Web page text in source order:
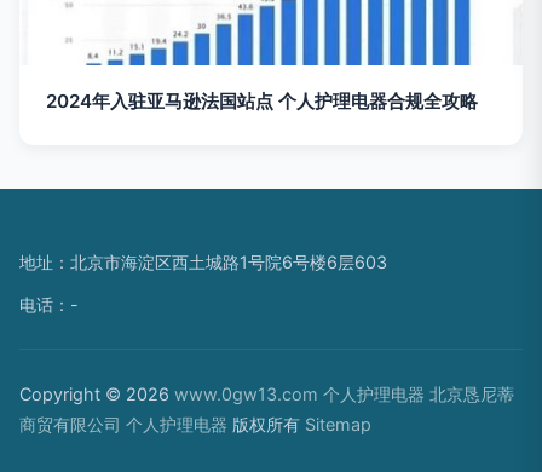
2024年入驻亚马逊法国站点 个人护理电器合规全攻略
地址：北京市海淀区西土城路1号院6号楼6层603
电话：-
Copyright © 2026 www.0gw13.com 个人护理电器 北京恳尼蒂
商贸有限公司 个人护理电器 版权所有 Sitemap